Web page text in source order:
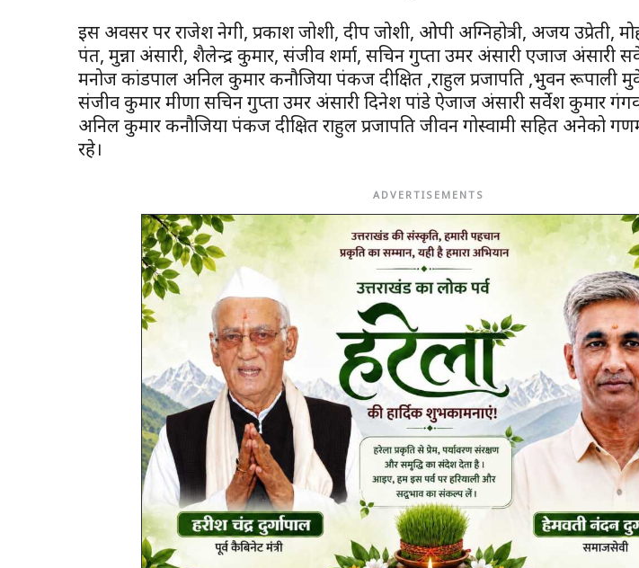
इस अवसर पर राजेश नेगी, प्रकाश जोशी, दीप जोशी, ओपी अग्निहोत्री, अजय उप्रेती,
पंत, मुन्ना अंसारी, शैलेन्द्र कुमार, संजीव शर्मा, सचिन गुप्ता उमर अंसारी एजाज अंसारी
मनोज कांडपाल अनिल कुमार कनौजिया पंकज दीक्षित ,राहुल प्रजापति ,भुवन रूपाली
संजीव कुमार मीणा सचिन गुप्ता उमर अंसारी दिनेश पांडे ऐजाज अंसारी सर्वेश कुमार
अनिल कुमार कनौजिया पंकज दीक्षित राहुल प्रजापति जीवन गोस्वामी सहित अनेको
रहे।
ADVERTISEMENTS